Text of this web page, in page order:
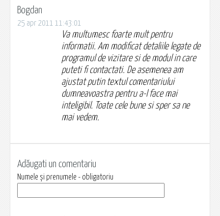
Bogdan
25 apr 2011 11:43:01
Va multumesc foarte mult pentru
informatii. Am modificat detaliile legate de
programul de vizitare si de modul in care
puteti fi contactati. De asemenea am
ajustat putin textul comentariului
dumneavoastra pentru a-l face mai
inteligibil. Toate cele bune si sper sa ne
mai vedem.
Adăugati un comentariu
Numele și prenumele - obligatoriu